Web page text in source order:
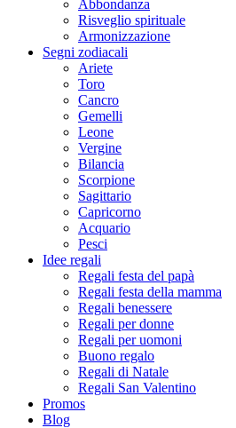
Abbondanza
Risveglio spirituale
Armonizzazione
Segni zodiacali
Ariete
Toro
Cancro
Gemelli
Leone
Vergine
Bilancia
Scorpione
Sagittario
Capricorno
Acquario
Pesci
Idee regali
Regali festa del papà
Regali festa della mamma
Regali benessere
Regali per donne
Regali per uomoni
Buono regalo
Regali di Natale
Regali San Valentino
Promos
Blog